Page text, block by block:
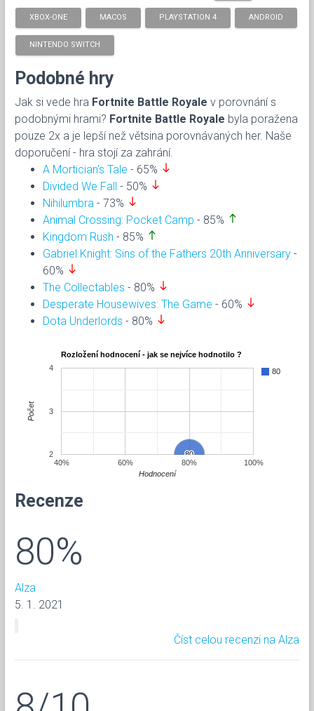
XBOX-ONE MACOS PLAYSTATION 4 ANDROID
NINTENDO SWITCH
Podobné hry
Jak si vede hra Fortnite Battle Royale v porovnání s
podobnými hrami? Fortnite Battle Royale byla poražena
pouze 2x a je lepší než větsina porovnávaných her. Naše
doporučení - hra stojí za zahrání.
A Mortician's Tale - 65% south
Divided We Fall - 50% south
Nihilumbra - 73% south
Animal Crossing: Pocket Camp - 85% north
Kingdom Rush - 85% north
Gabriel Knight: Sins of the Fathers 20th Anniversary -
60% south
The Collectables - 80% south
Desperate Housewives: The Game - 60% south
Dota Underlords - 80% south
Rozložení hodnocení - jak se nejvíce hodnotilo ?
80
80
80
40%
60% 80% 100%
2
3
4
Hodnocení
Počet
Recenze
80%
Alza
5. 1. 2021
Číst celou recenzi na Alza